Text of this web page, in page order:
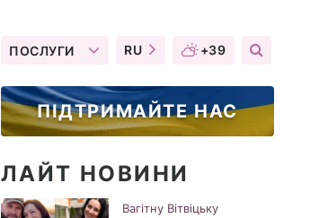
ПОСЛУГИ RU +39
ПІДТРИМАЙТЕ НАС
ЛАЙТ НОВИНИ
Вагітну Вітвіцьку